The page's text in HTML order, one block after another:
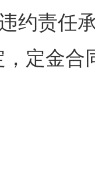
约责任
，定金